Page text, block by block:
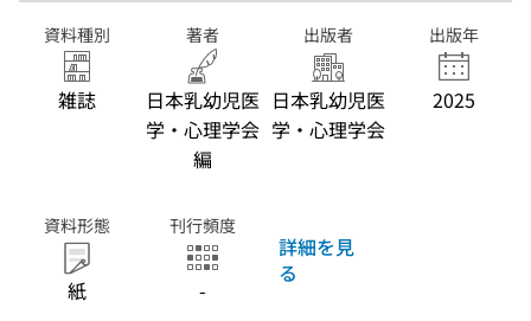
資料種別
雑誌
著者
日本乳幼児医
学・心理学会
編
出版者
日本乳幼児医
学・心理学会
出版年
2025
資料形態
紙
刊行頻度
-
詳細を見
る